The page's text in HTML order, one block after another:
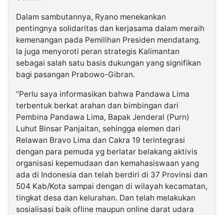
Dalam sambutannya, Ryano menekankan
pentingnya solidaritas dan kerjasama dalam meraih
kemenangan pada Pemilihan Presiden mendatang.
Ia juga menyoroti peran strategis Kalimantan
sebagai salah satu basis dukungan yang signifikan
bagi pasangan Prabowo-Gibran.
“Perlu saya informasikan bahwa Pandawa Lima
terbentuk berkat arahan dan bimbingan dari
Pembina Pandawa Lima, Bapak Jenderal (Purn)
Luhut Binsar Panjaitan, sehingga elemen dari
Relawan Bravo Lima dan Cakra 19 terintegrasi
dengan para pemuda yg berlatar belakang aktivis
organisasi kepemudaan dan kemahasiswaan yang
ada di Indonesia dan telah berdiri di 37 Provinsi dan
504 Kab/Kota sampai dengan di wilayah kecamatan,
tingkat desa dan kelurahan. Dan telah melakukan
sosialisasi baik ofline maupun online darat udara